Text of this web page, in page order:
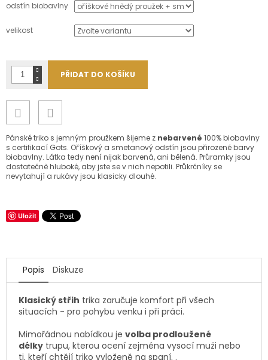
odstín biobavlny
velikost
PŘIDAT DO KOŠÍKU
Pánské triko s jemným proužkem šijeme z nebarvené 100% biobavlny
s certifikací Gots. Oříškový a smetanový odstín jsou přirozené barvy
biobavlny. Látka tedy není nijak barvená, ani bělená. Průramky jsou
dostatečně hluboké, aby jste se v nich nepotili. Průkrčníky se
nevytahují a rukávy jsou klasicky dlouhé.
Uložit
Popis Diskuze
Klasický střih trika zaručuje komfort při všech
situacích - pro pohybu venku i při práci.
Mimořádnou nabídkou je volba prodloužené
délky trupu, kterou ocení zejména vysocí muži nebo
ti, kteří chtějí triko vyloženě na spaní. .